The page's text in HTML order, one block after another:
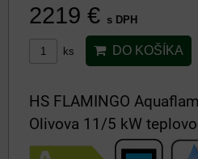
2219 € s DPH
ks DO KOŠÍKA
HS FLAMINGO
Olivova 11/5 kW